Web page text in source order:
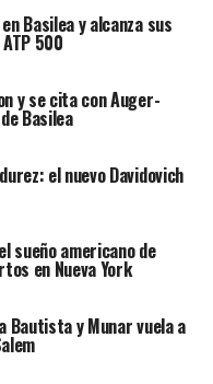
Basilea y alcanza sus
500
y se cita con Auger-
Basilea
el nuevo Davidovich
sueño americano de
en Nueva York
Bautista y Munar vuela a